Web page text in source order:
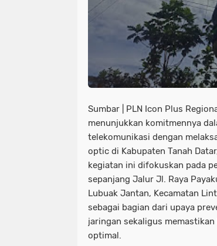
Sumbar | PLN Icon Plus
menunjukkan komitmennya
telekomunikasi dengan
optic di Kabupaten Tanah
kegiatan ini difokuskan pada
sepanjang Jalur Jl. Raya
Lubuak Jantan, Kecamatan
sebagai bagian dari upaya
jaringan sekaligus
optimal.